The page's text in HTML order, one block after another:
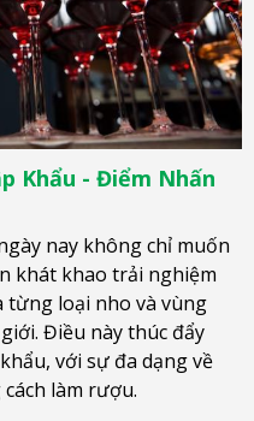
Khẩu - Điểm Nhấn
nay không chỉ muốn
khát khao trải nghiệm
loại nho và vùng
Điều này thúc đẩy
với sự đa dạng về
làm rượu.